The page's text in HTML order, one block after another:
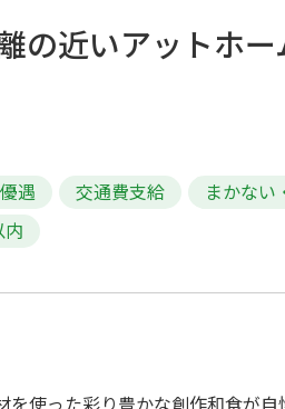
の近いアットホ
遇 交通費支給
まかない
内